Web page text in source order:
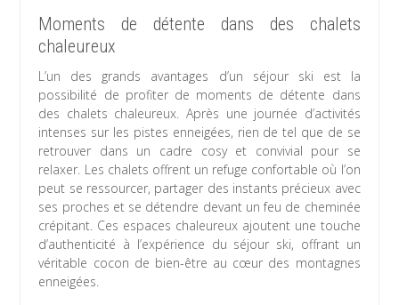
Moments de détente dans des chalets
chaleureux
L’un des grands avantages d’un séjour ski est la
possibilité de profiter de moments de détente dans
des chalets chaleureux. Après une journée d’activités
intenses sur les pistes enneigées, rien de tel que de se
retrouver dans un cadre cosy et convivial pour se
relaxer. Les chalets offrent un refuge confortable où l’on
peut se ressourcer, partager des instants précieux avec
ses proches et se détendre devant un feu de cheminée
crépitant. Ces espaces chaleureux ajoutent une touche
d’authenticité à l’expérience du séjour ski, offrant un
véritable cocon de bien-être au cœur des montagnes
enneigées.